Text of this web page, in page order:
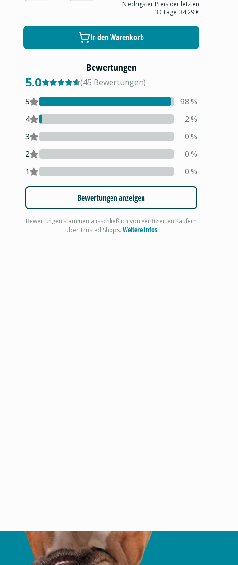
Niedrigster Preis der letzten
30 Tage: 34,29 €
In den Warenkorb
Bewertungen
5.0 (45 Bewertungen)
5
98 %
4
2 %
3
0 %
2
0 %
1
0 %
Bewertungen anzeigen
Bewertungen stammen ausschließlich von verifizierten Käufern
über Trusted Shops.Weitere Infos